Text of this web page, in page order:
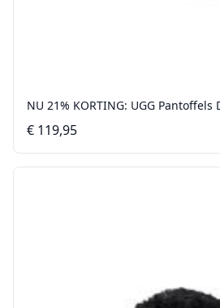
NU 21% KORTING: UGG Pantoffels
€ 119,95